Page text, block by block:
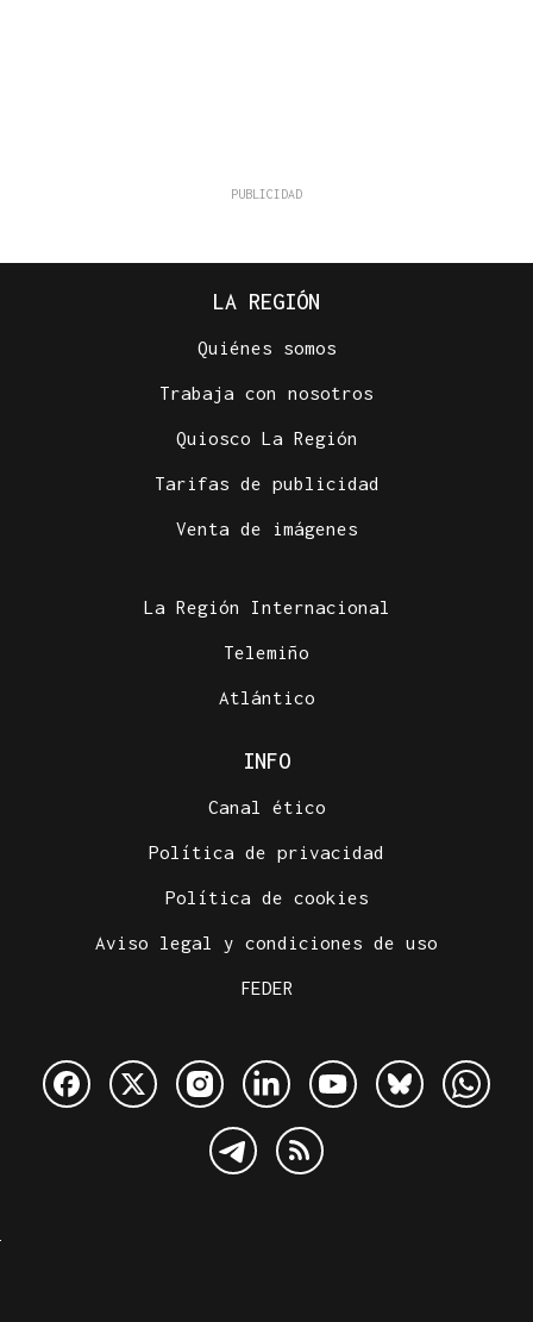
LA REGIÓN
Quiénes somos
Trabaja con nosotros
Quiosco La Región
Tarifas de publicidad
Venta de imágenes
La Región Internacional
Telemiño
Atlántico
INFO
Canal ético
Política de privacidad
Política de cookies
Aviso legal y condiciones de uso
FEDER